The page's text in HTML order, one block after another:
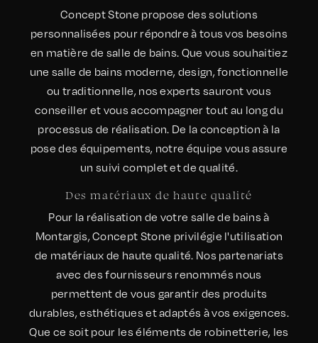
Concept Stone propose des solutions
personnalisées pour répondre à tous vos besoins
en matière de salle de bains. Que vous souhaitiez
une salle de bains moderne, design, fonctionnelle
ou traditionnelle, nos experts sauront vous
conseiller et vous accompagner tout au long du
processus de réalisation. De la conception à la
pose des équipements, notre équipe vous assure
un suivi complet et de qualité.
Des matériaux de haute qualité
Pour la réalisation de votre salle de bains à
Montargis, Concept Stone privilégie l'utilisation
de matériaux de haute qualité. Nos partenariats
avec des fournisseurs renommés nous
permettent de vous garantir des produits
durables, esthétiques et adaptés à vos exigences.
Que ce soit pour les éléments de robinetterie, les